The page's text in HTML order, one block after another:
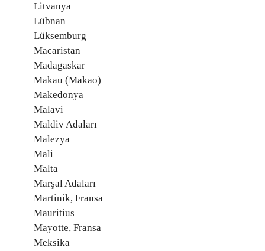
Litvanya
Lübnan
Lüksemburg
Macaristan
Madagaskar
Makau (Makao)
Makedonya
Malavi
Maldiv Adaları
Malezya
Mali
Malta
Marşal Adaları
Martinik, Fransa
Mauritius
Mayotte, Fransa
Meksika